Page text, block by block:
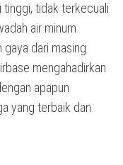
tidak terkecuali
air minum
dari masing
mengahadirkan
apapun
yang terbaik dan